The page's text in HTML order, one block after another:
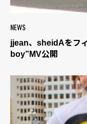
NEWS
jjean、sheidAをフ
boy”MV公開